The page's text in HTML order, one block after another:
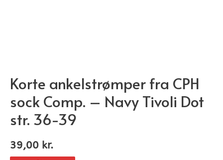
Korte ankelstrømper fra CPH
sock Comp. – Navy Tivoli Dot
str. 36-39
39,00 kr.